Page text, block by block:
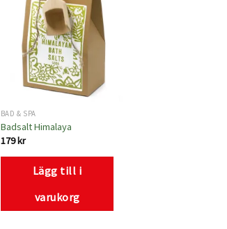
Lägg
till i
önskelistan
BAD & SPA
Badsalt Himalaya
179kr
Lägg till i
varukorg